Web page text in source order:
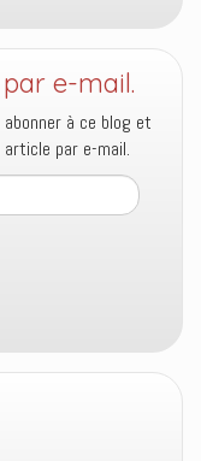
e-mail.
à ce blog et
par e-mail.